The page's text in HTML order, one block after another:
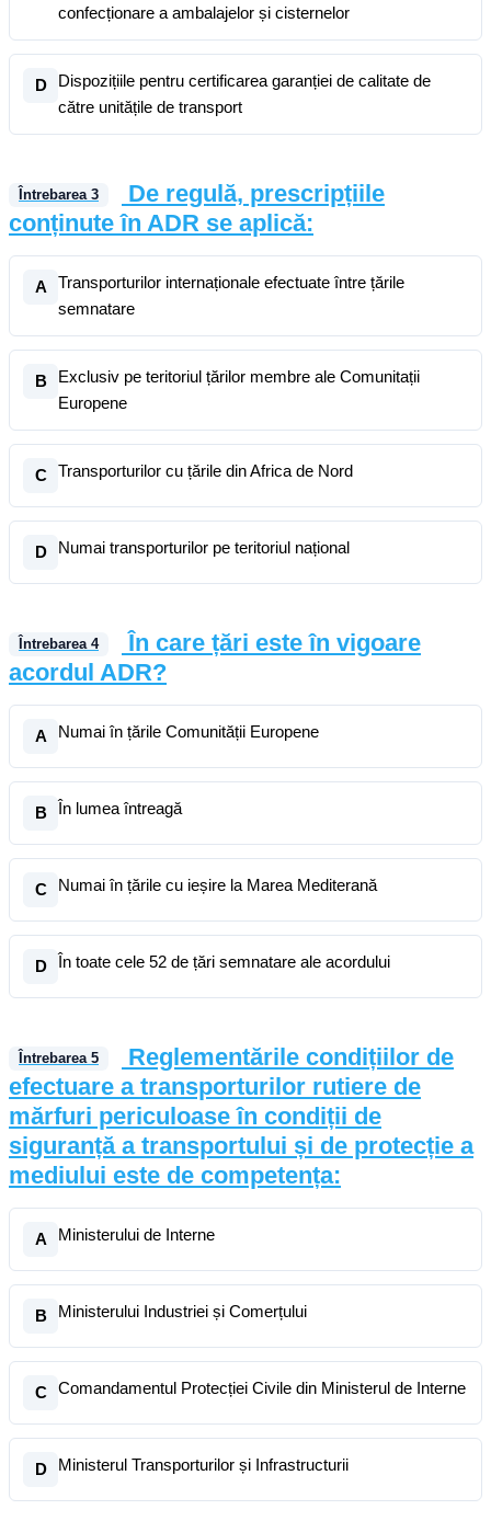
confecționare a ambalajelor și cisternelor
D
Dispozițiile pentru certificarea garanției de calitate de
către unitățile de transport
Întrebarea 3
De regulă, prescripțiile
conținute în ADR se aplică:
A
Transporturilor internaționale efectuate între țările
semnatare
B
Exclusiv pe teritoriul țărilor membre ale Comunitații
Europene
C Transporturilor cu țările din Africa de Nord
D Numai transporturilor pe teritoriul național
Întrebarea 4
În care țări este în vigoare
acordul ADR?
A Numai în țările Comunității Europene
B În lumea întreagă
C Numai în țările cu ieșire la Marea Mediterană
D În toate cele 52 de țări semnatare ale acordului
Întrebarea 5
Reglementările condițiilor de
efectuare a transporturilor rutiere de
mărfuri periculoase în condiții de
siguranță a transportului și de protecție a
mediului este de competența:
A Ministerului de Interne
B Ministerului Industriei și Comerțului
C Comandamentul Protecției Civile din Ministerul de Interne
D Ministerul Transporturilor și Infrastructurii